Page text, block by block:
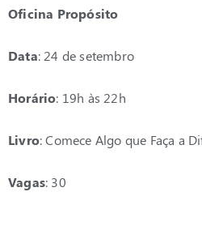
Oficina Propósito
Data: 24 de setembro
Horário: 19h às 22h
Livro: Comece Algo que Faça a
Vagas: 30